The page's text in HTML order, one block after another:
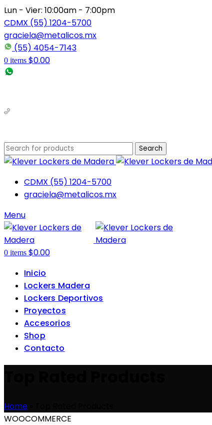
Lun - Vier: 10:00am - 7:00pm
CDMX (55) 1204-5700
graciela@metalicos.mx
(55) 4054-7143
0 items $0.00
Search
CDMX (55) 1204-5700
graciela@metalicos.mx
Menu
0 items $0.00
Inicio
Lockers Madera
Lockers Deportivos
Proyectos
Accesorios
Shop
Contacto
Home
WOOCOMMERCE